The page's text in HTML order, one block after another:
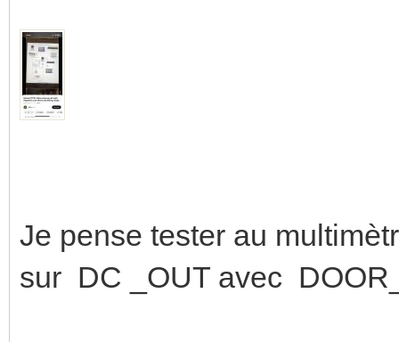
Je pense tester au
sur DC _OUT avec